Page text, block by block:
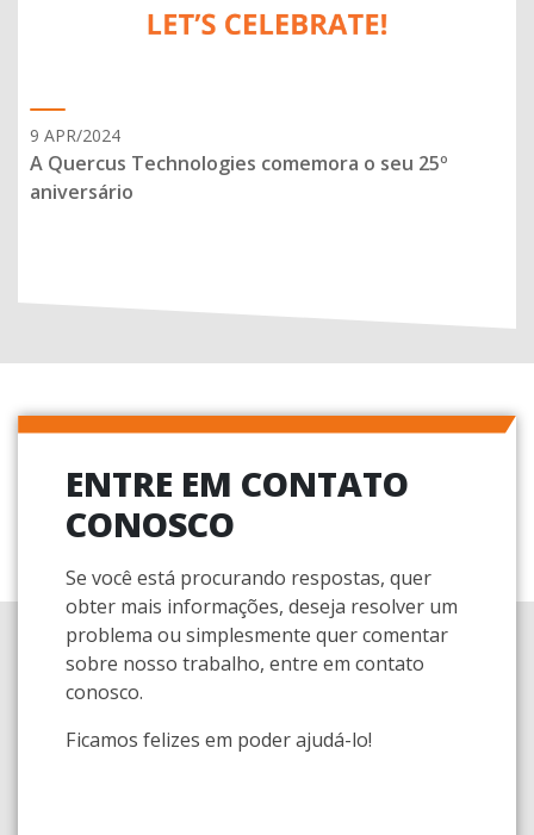
9 APR/2024
A Quercus Technologies comemora o seu 25º
aniversário
ENTRE EM CONTATO
CONOSCO
Se você está procurando respostas, quer
obter mais informações, deseja resolver um
problema ou simplesmente quer comentar
sobre nosso trabalho, entre em contato
conosco.
Ficamos felizes em poder ajudá-lo!